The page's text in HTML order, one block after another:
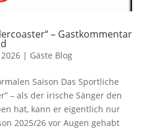
– Gastkommentar
| Gäste Blog
Saison Das Sportliche
– als der irische Sänger den
hat, kann er eigentlich nur
2025/26 vor Augen gehabt